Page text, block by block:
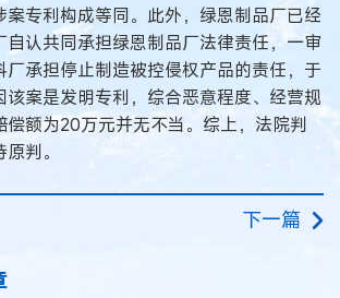
案专利构成等同。此外，绿恩制品厂已经
自认共同承担绿恩制品厂法律责任，一审
厂承担停止制造被控侵权产品的责任，于
该案是发明专利，综合恶意程度、经营规
偿额为20万元并无不当。综上，法院判
判。
下一篇